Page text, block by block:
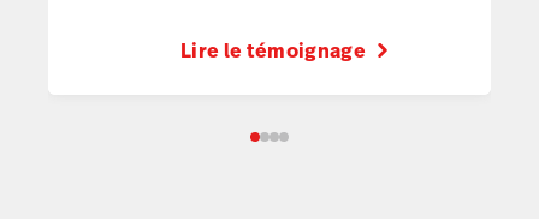
Lire le témoignage